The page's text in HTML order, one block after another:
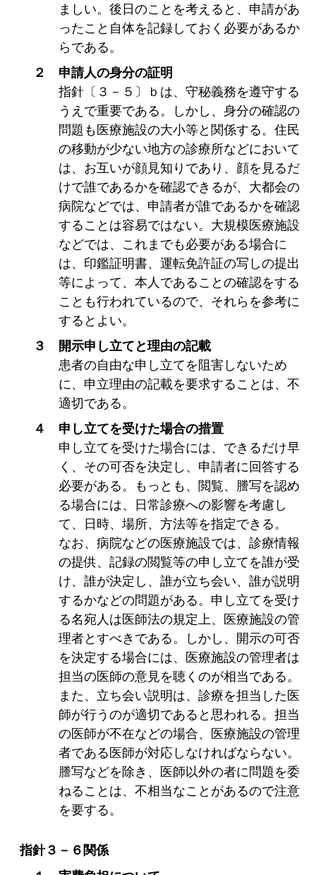
ましい。後日のことを考えると、申請があ
ったこと自体を記録しておく必要があるか
らである。
２ 申請人の身分の証明
指針〔３－５〕ｂは、守秘義務を遵守する
うえで重要である。しかし、身分の確認の
問題も医療施設の大小等と関係する。住民
の移動が少ない地方の診療所などにおいて
は、お互いが顔見知りであり、顔を見るだ
けで誰であるかを確認できるが、大都会の
病院などでは、申請者が誰であるかを確認
することは容易ではない。大規模医療施設
などでは、これまでも必要がある場合に
は、印鑑証明書、運転免許証の写しの提出
等によって、本人であることの確認をする
ことも行われているので、それらを参考に
するとよい。
３ 開示申し立てと理由の記載
患者の自由な申し立てを阻害しないため
に、申立理由の記載を要求することは、不
適切である。
４ 申し立てを受けた場合の措置
申し立てを受けた場合には、できるだけ早
く、その可否を決定し、申請者に回答する
必要がある。もっとも、閲覧、謄写を認め
る場合には、日常診療への影響を考慮し
て、日時、場所、方法等を指定できる。
なお、病院などの医療施設では、診療情報
の提供、記録の閲覧等の申し立てを誰が受
け、誰が決定し、誰が立ち会い、誰が説明
するかなどの問題がある。申し立てを受け
る名宛人は医師法の規定上、医療施設の管
理者とすべきである。しかし、開示の可否
を決定する場合には、医療施設の管理者は
担当の医師の意見を聴くのが相当である。
また、立ち会い説明は、診療を担当した医
師が行うのが適切であると思われる。担当
の医師が不在などの場合、医療施設の管理
者である医師が対応しなければならない。
謄写などを除き、医師以外の者に問題を委
ねることは、不相当なことがあるので注意
を要する。
指針３－６関係